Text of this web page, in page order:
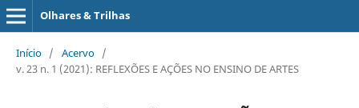
Olhares & Trilhas
Início / Acervo /
v. 23 n. 1 (2021): REFLEXÕES E AÇÕES NO ENSINO DE ARTES